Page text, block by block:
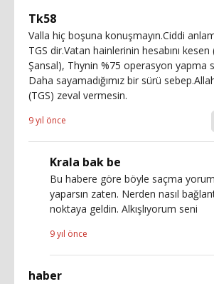
Tk58
Valla hiç boşuna konuşmayın.Ciddi
TGS dir.Vatan hainlerinin hesabını
Şansal), Thynin %75 operasyon yapma
Daha sayamadığımız bir sürü
(TGS) zeval vermesin.
9 yıl önce
Krala bak be
Bu habere göre böyle saçma
yaparsın zaten. Nerden nasıl
noktaya geldin. Alkışlıyorum seni
9 yıl önce
haber